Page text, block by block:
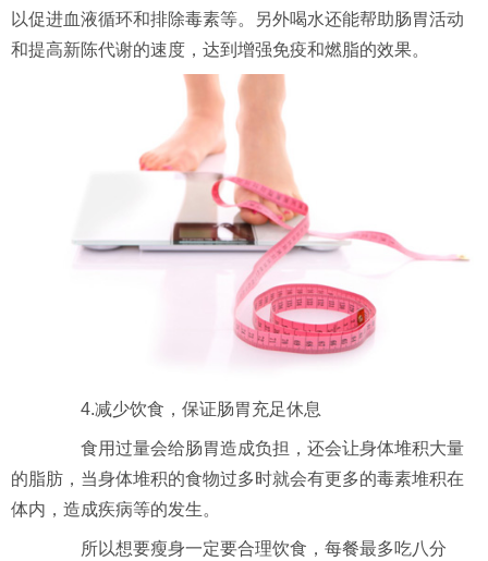
以促进血液循环和排除毒素等。另外喝水还能帮助肠胃活动
和提高新陈代谢的速度，达到增强免疫和燃脂的效果。
4.减少饮食，保证肠胃充足休息
食用过量会给肠胃造成负担，还会让身体堆积大量
的脂肪，当身体堆积的食物过多时就会有更多的毒素堆积在
体内，造成疾病等的发生。
所以想要瘦身一定要合理饮食，每餐最多吃八分